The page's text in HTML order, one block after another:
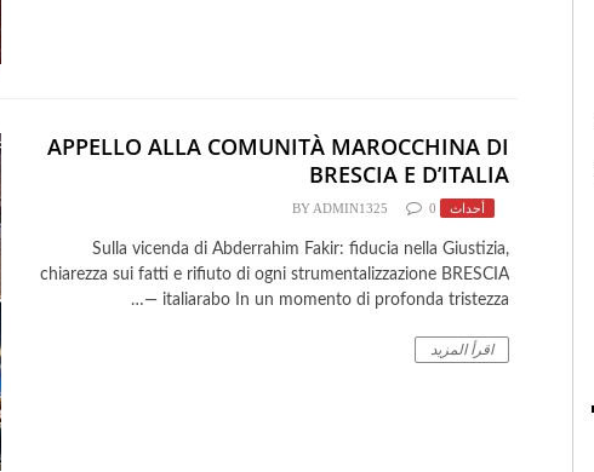
​APPELLO ALLA COMUNITÀ MAROCCHINA DI
BRESCIA E D’ITALIA
أحداث BY ADMIN1325 0
Sulla vicenda di Abderrahim Fakir: fiducia nella Giustizia,
chiarezza sui fatti e rifiuto di ogni strumentalizzazione BRESCIA
— italiarabo In un momento di profonda tristezza…
اقرأ المزيد